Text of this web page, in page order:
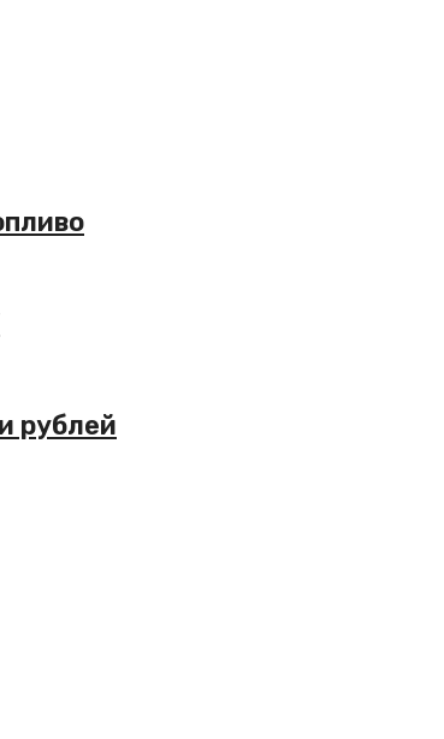
рублей